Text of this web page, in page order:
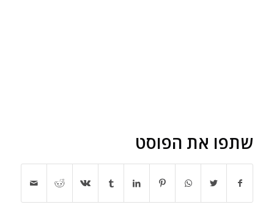
שתפו את הפוסט